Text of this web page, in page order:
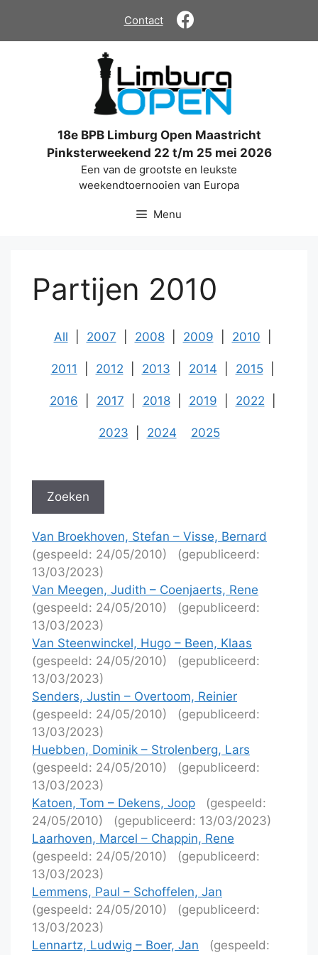
de
Contact
18e BPB Limburg Open Maastricht
Pinksterweekend 22 t/m 25 mei 2026
Een van de grootste en leukste
weekendtoernooien van Europa
Menu
Partijen 2010
All 2007 2008 2009 2010
2011 2012 2013 2014 2015
2016 2017 2018 2019 2022
2023 2024 2025
Van Broekhoven, Stefan – Visse, Bernard
(gespeeld: 24/05/2010)
(gepubliceerd:
13/03/2023)
Van Meegen, Judith – Coenjaerts, Rene
(gespeeld: 24/05/2010)
(gepubliceerd:
13/03/2023)
Van Steenwinckel, Hugo – Been, Klaas
(gespeeld: 24/05/2010)
(gepubliceerd:
13/03/2023)
Senders, Justin – Overtoom, Reinier
(gespeeld: 24/05/2010)
(gepubliceerd:
13/03/2023)
Huebben, Dominik – Strolenberg, Lars
(gespeeld: 24/05/2010)
(gepubliceerd:
13/03/2023)
Katoen, Tom – Dekens, Joop
(gespeeld:
24/05/2010)
(gepubliceerd: 13/03/2023)
Laarhoven, Marcel – Chappin, Rene
(gespeeld: 24/05/2010)
(gepubliceerd:
13/03/2023)
Lemmens, Paul – Schoffelen, Jan
(gespeeld: 24/05/2010)
(gepubliceerd:
13/03/2023)
Lennartz, Ludwig – Boer, Jan
(gespeeld: